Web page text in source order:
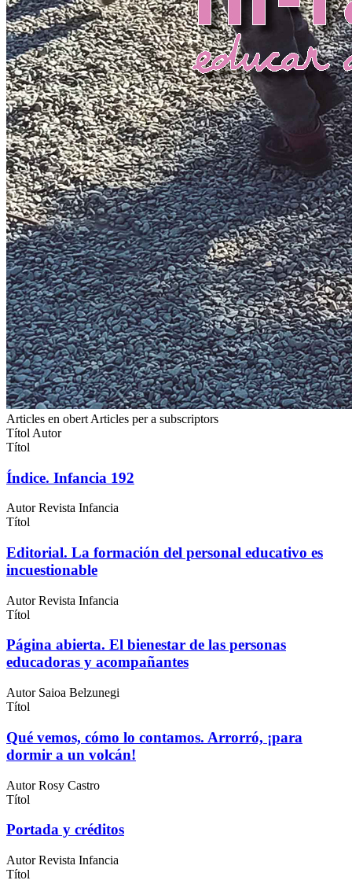
Articles en obert Articles per a subscriptors
Títol Autor
Títol
Índice. Infancia 192
Autor Revista Infancia
Títol
Editorial. La formación del personal educativo es
incuestionable
Autor Revista Infancia
Títol
Página abierta. El bienestar de las personas
educadoras y acompañantes
Autor Saioa Belzunegi
Títol
Qué vemos, cómo lo contamos. Arrorró, ¡para
dormir a un volcán!
Autor Rosy Castro
Títol
Portada y créditos
Autor Revista Infancia
Títol